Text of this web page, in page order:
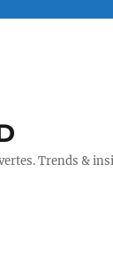
Trends &